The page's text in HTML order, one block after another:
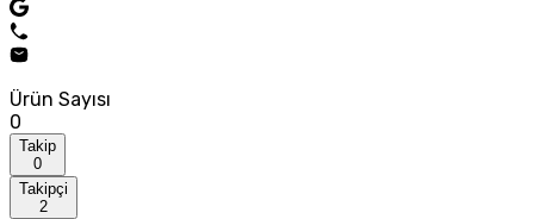
Ürün Sayısı
0
Takip
0
Takipçi
2